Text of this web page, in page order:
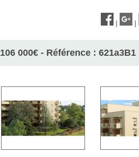
| |
106 000€- Référence : 621a3B1